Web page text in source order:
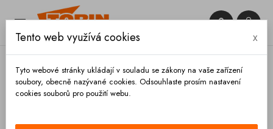
 

Tento web využívá cookies x
Tyto webové stránky ukládají v souladu se zákony na vaše zařízení
soubory, obecně nazývané cookies. Odsouhlaste prosím nastavení
cookies souborů pro použití webu.